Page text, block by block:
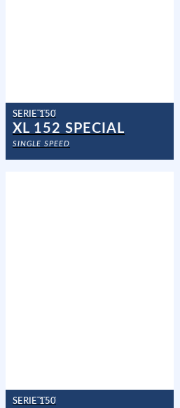
SERIE 150
XL 152 SPECIAL
SINGLE SPEED
SERIE 150